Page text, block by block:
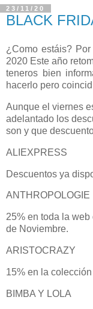
23/11/20
BLACK
¿Como estáis?
2020 Este año
teneros bien
hacerlo pero
Aunque el viernes
adelantado los
son y que
ALIEXPRESS
Descuentos ya
ANTHROPOLOGIE
25% en toda la
de Noviembre.
ARISTOCRAZY
15% en la
BIMBA Y LOLA